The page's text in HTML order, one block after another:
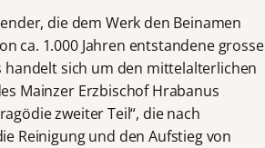
die dem Werk den Beinamen
ca. 1.000 Jahren entstandene grosse
handelt sich um den mittelalterlichen
Mainzer Erzbischof Hrabanus
zweiter Teil“, die nach
Reinigung und den Aufstieg von